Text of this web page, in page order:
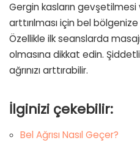
Gergin kasların gevşetilmesi
arttırılması için bel
Özellikle ilk seanslarda
olmasına dikkat edin.
ağrınızı arttırabilir.
İlginizi çekebilir:
Bel Ağrısı Nasıl Geçer?